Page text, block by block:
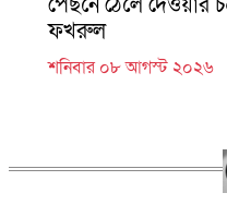
ফখরুল
শনিবার ০৮ আগস্ট ২০২৬